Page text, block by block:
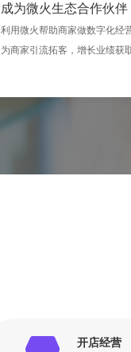
成为微火生态合作伙伴
利用微火帮助商家做数字化经
为商家引流拓客，增长业绩获
开店经营